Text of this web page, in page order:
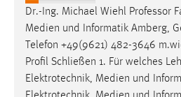
Dr.-Ing. Michael Wiehl Professor
Medien und Informatik Amberg,
Telefon +49(9621) 482-3646
Profil Schließen 1. Für welches
Elektrotechnik, Medien und
Conversion-Tracking
Cookie Laufzeit:
3 Monate